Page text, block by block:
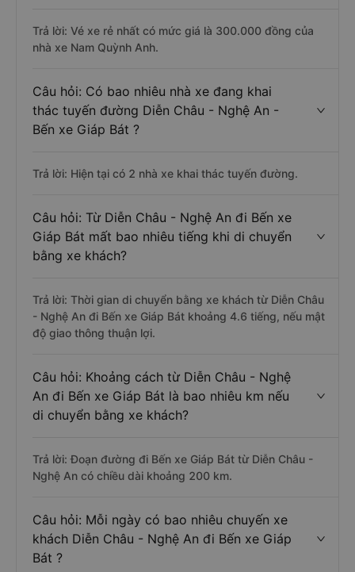
Trả lời: Vé xe rẻ nhất có mức giá là 300.000 đồng của
nhà xe Nam Quỳnh Anh.
Câu hỏi: Có bao nhiêu nhà xe đang khai
thác tuyến đường Diễn Châu - Nghệ An -
Bến xe Giáp Bát ?
Trả lời: Hiện tại có 2 nhà xe khai thác tuyến đường.
Câu hỏi: Từ Diễn Châu - Nghệ An đi Bến xe
Giáp Bát mất bao nhiêu tiếng khi di chuyển
bằng xe khách?
Trả lời: Thời gian di chuyển bằng xe khách từ Diễn Châu
- Nghệ An đi Bến xe Giáp Bát khoảng 4.6 tiếng, nếu mật
độ giao thông thuận lợi.
Câu hỏi: Khoảng cách từ Diễn Châu - Nghệ
An đi Bến xe Giáp Bát là bao nhiêu km nếu
di chuyển bằng xe khách?
Trả lời: Đoạn đường đi Bến xe Giáp Bát từ Diễn Châu -
Nghệ An có chiều dài khoảng 200 km.
Câu hỏi: Mỗi ngày có bao nhiêu chuyến xe
khách Diễn Châu - Nghệ An đi Bến xe Giáp
Bát ?